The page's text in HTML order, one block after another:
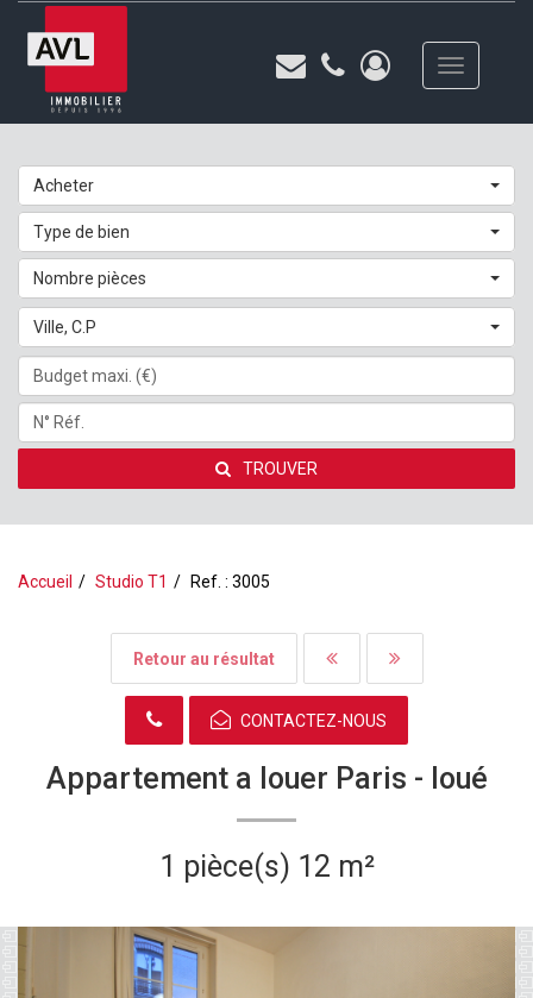
Toggle
navigation
Acheter
Type de bien
Nombre pièces
Ville, C.P
TROUVER
Accueil Studio T1 Ref. : 3005
Retour au résultat
CONTACTEZ-NOUS
Appartement a louer Paris - loué
1 pièce(s) 12 m²